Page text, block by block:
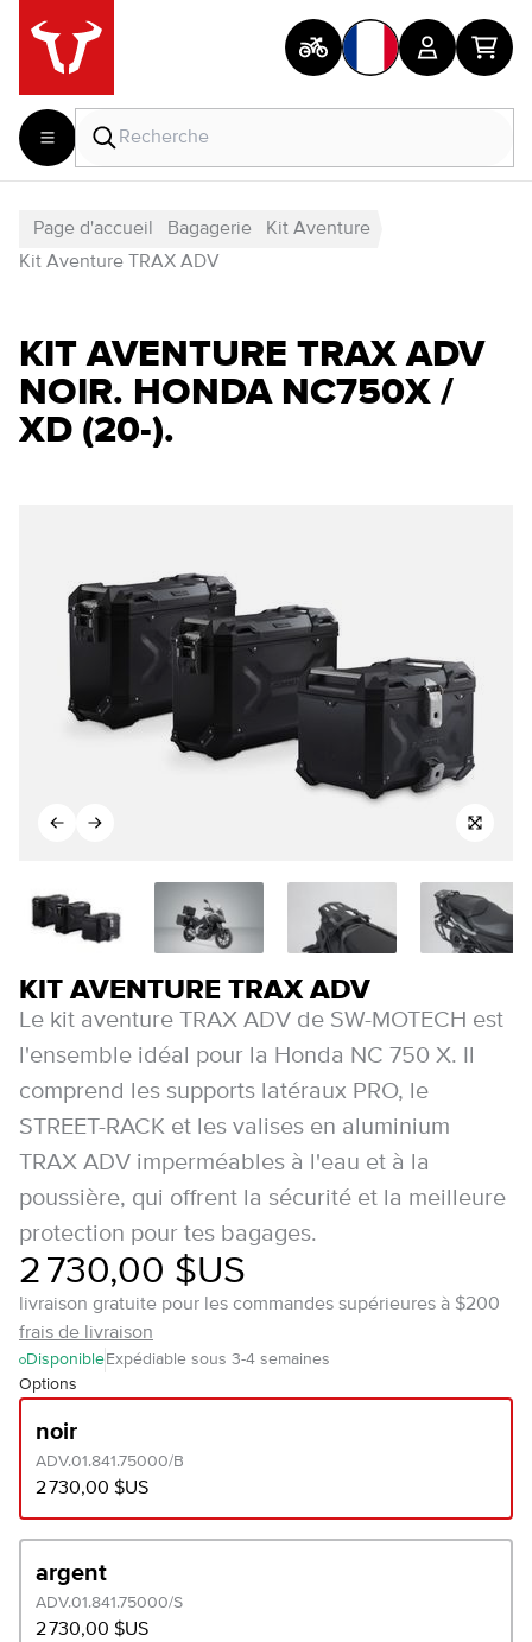
Page d'accueil Bagagerie
Kit Aventure
Kit Aventure TRAX ADV
KIT AVENTURE TRAX ADV
NOIR. HONDA NC750X /
XD (20-).
KIT AVENTURE TRAX ADV
Le kit aventure TRAX ADV de SW-MOTECH est
l'ensemble idéal pour la Honda NC 750 X. Il
comprend les supports latéraux PRO, le
STREET-RACK et les valises en aluminium
TRAX ADV imperméables à l'eau et à la
poussière, qui offrent la sécurité et la meilleure
protection pour tes bagages.
2 730,00 $US
livraison gratuite pour les commandes supérieures à $200
frais de livraison
Disponible Expédiable sous 3-4 semaines
Options
noir
ADV.01.841.75000/B
2 730,00 $US
argent
ADV.01.841.75000/S
2 730,00 $US